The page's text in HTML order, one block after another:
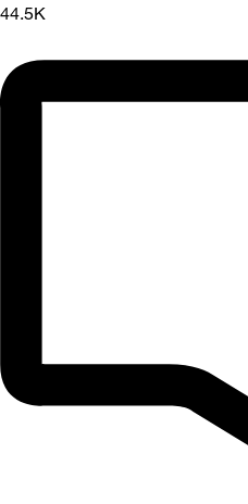
44.5K